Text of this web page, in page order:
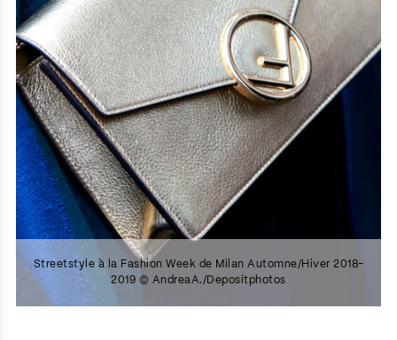
Streetstyle à la Fashion Week de Milan Automne/Hiver 2018-
2019 © AndreaA./Depositphotos